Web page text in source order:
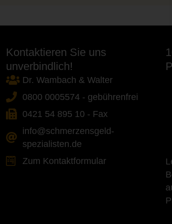
Kontaktieren Sie uns
unverbindlich!
Dr. Wambach & Walter
0800 0005574 - gebührenfrei
0421 54 895 10 - Fax
info@schmerzensgeld-
spezialisten.de
Zum Kontaktformular